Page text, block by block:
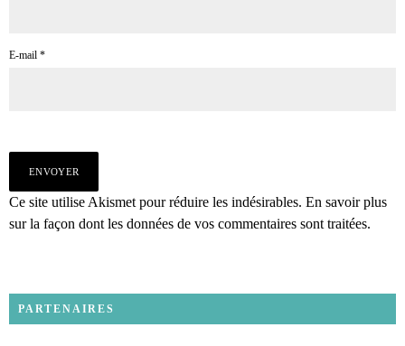
E-mail *
Ce site utilise Akismet pour réduire les indésirables. En savoir plus
sur la façon dont les données de vos commentaires sont traitées.
PARTENAIRES